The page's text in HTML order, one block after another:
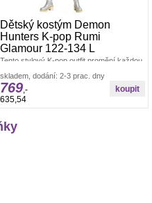
Dětský kostým Demon
Hunters K-pop Rumi
Glamour 122-134 L
Tento stylový K-pop outfit promění každou
démonů. Dominantou setu je černé
skladem, dodání: 2-3 prac. dny
769,-
635,54